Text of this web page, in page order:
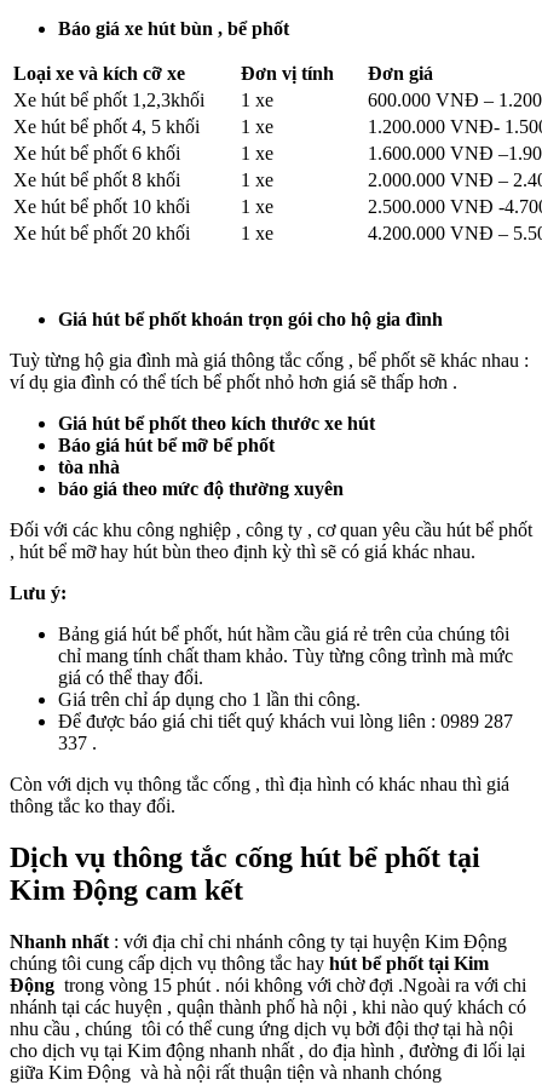
Báo giá xe hút bùn , bể phốt
Loại xe và kích cỡ xe Đơn vị tính
Đơn giá
Xe hút bể phốt 1,2,3khối
1 xe
600.000 VNĐ –
Xe hút bể phốt 4, 5 khối
1 xe
1.200.000 VNĐ-
Xe hút bể phốt 6 khối
1 xe
1.600.000 VNĐ
Xe hút bể phốt 8 khối
1 xe
2.000.000 VNĐ –
Xe hút bể phốt 10 khối
1 xe
2.500.000 VNĐ -
Xe hút bể phốt 20 khối
1 xe 4.200.000 VNĐ –
Giá hút bể phốt khoán trọn gói cho hộ gia đình
Tuỳ từng hộ gia đình mà giá thông tắc cống , bể phốt sẽ khác nhau :
ví dụ gia đình có thể tích bể phốt nhỏ hơn giá sẽ thấp hơn .
Giá hút bể phốt theo kích thước xe hút
Báo giá hút bể mỡ bể phốt
tòa nhà
báo giá theo mức độ thường xuyên
Đối với các khu công nghiệp , công ty , cơ quan yêu cầu hút bể phốt
, hút bể mỡ hay hút bùn theo định kỳ thì sẽ có giá khác nhau.
Lưu ý:
Bảng giá hút bể phốt, hút hầm cầu giá rẻ trên của chúng tôi
chỉ mang tính chất tham khảo. Tùy từng công trình mà mức
giá có thể thay đổi.
Giá trên chỉ áp dụng cho 1 lần thi công.
Để được báo giá chi tiết quý khách vui lòng liên : 0989 287
337 .
Còn với dịch vụ thông tắc cống , thì địa hình có khác nhau thì giá
thông tắc ko thay đổi.
Dịch vụ thông tắc cống hút bể phốt tại
Kim Động cam kết
Nhanh nhất : với địa chỉ chi nhánh công ty tại huyện Kim Động
chúng tôi cung cấp dịch vụ thông tắc hay hút bể phốt tại Kim
Động trong vòng 15 phút . nói không với chờ đợi .Ngoài ra với chi
nhánh tại các huyện , quận thành phố hà nội , khi nào quý khách có
nhu cầu , chúng tôi có thể cung ứng dịch vụ bởi đội thợ tại hà nội
cho dịch vụ tại Kim động nhanh nhất , do địa hình , đường đi lối lại
giữa Kim Động và hà nội rất thuận tiện và nhanh chóng